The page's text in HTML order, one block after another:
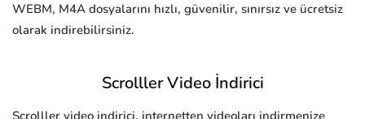
WEBM, M4A dosyalarını hızlı, güvenilir, sınırsız ve ücretsiz
olarak indirebilirsiniz.
Scrolller Video İndirici